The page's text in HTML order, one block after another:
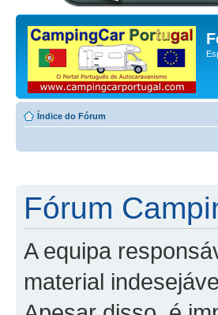
Índice do Fórum
Fórum
A equipa
material